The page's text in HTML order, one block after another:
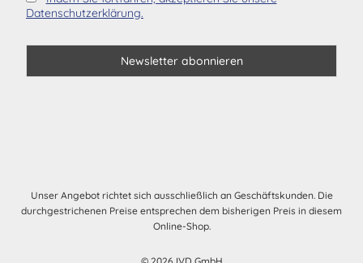
Datenschutzerklärung.
Unser Angebot richtet sich ausschließlich an Geschäftskunden. Die
durchgestrichenen Preise entsprechen dem bisherigen Preis in diesem
Online-Shop.